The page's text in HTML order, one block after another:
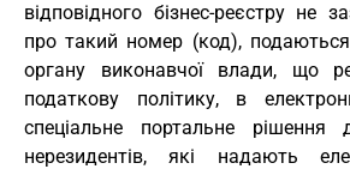
відповідного бізнес-реєстру не
про такий номер (код),
органу виконавчої влади, що
податкову політику, в
спеціальне портальне рішення
нерезидентів, які надають